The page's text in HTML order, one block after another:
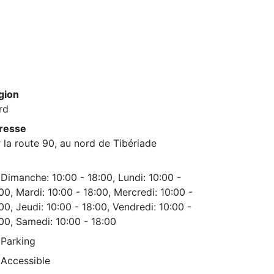
la route 90, au nord de Tibériade
Dimanche: 10:00 - 18:00, Lundi: 10:00 -
Mardi: 10:00 - 18:00, Mercredi: 10:00 -
Jeudi: 10:00 - 18:00, Vendredi: 10:00 -
Samedi: 10:00 - 18:00
Parking
Accessible